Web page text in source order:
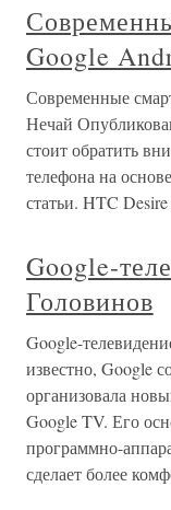
Google
Современные
Нечай
стоит обратить
телефона на
статьи. HTC
Google-
Головинов
Google-
известно, Google
организовала
Google TV. Его
программно-
сделает более